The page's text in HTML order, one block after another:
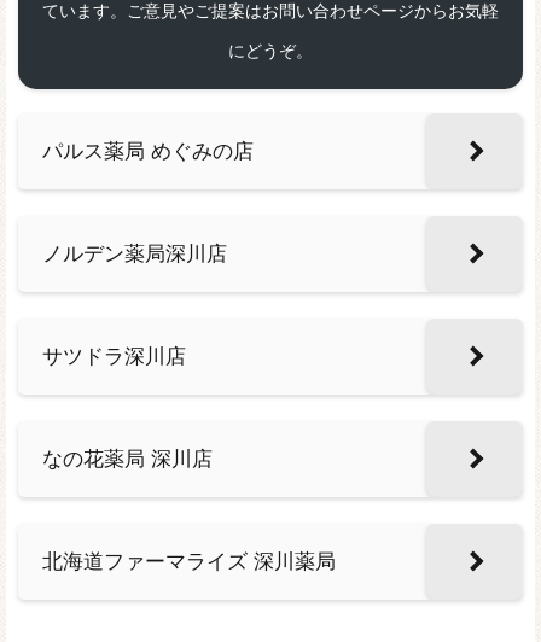
ています。ご意見やご提案はお問い合わせページからお気軽
にどうぞ。
パルス薬局 めぐみの店
ノルデン薬局深川店
サツドラ深川店
なの花薬局 深川店
北海道ファーマライズ 深川薬局